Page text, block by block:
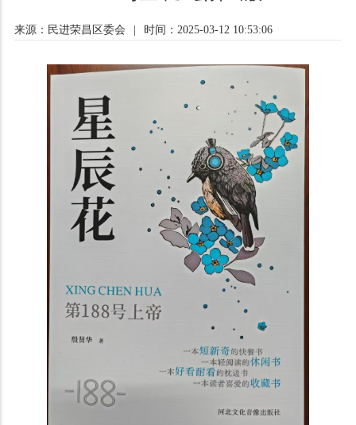
来源：民进荣昌区委会 时间：2025-03-12 10:53:06